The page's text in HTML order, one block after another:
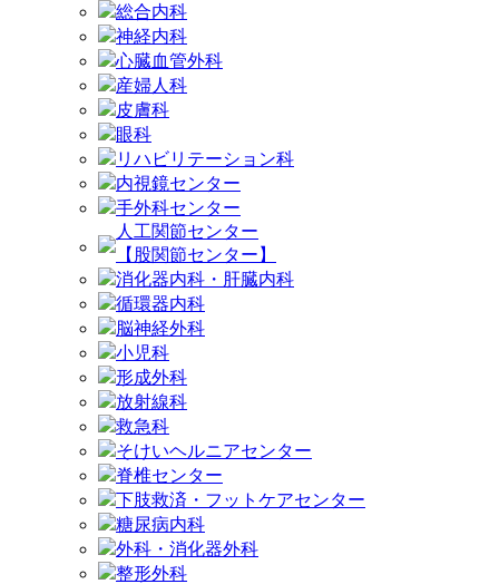
総合内科
神経内科
心臓血管外科
産婦人科
皮膚科
眼科
リハビリテーション科
内視鏡センター
手外科センター
人工関節センター
【股関節センター】
消化器内科・肝臓内科
循環器内科
脳神経外科
小児科
形成外科
放射線科
救急科
そけいヘルニアセンター
脊椎センター
下肢救済・フットケアセンター
糖尿病内科
外科・消化器外科
整形外科